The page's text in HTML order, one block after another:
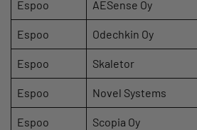
Espoo AESense Oy
Espoo Odechkin Oy
Espoo Skaletor
Espoo Novel Systems
Espoo Scopia Oy